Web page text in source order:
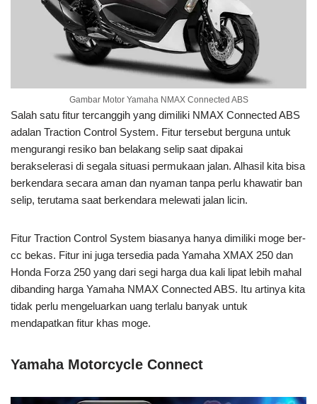
Gambar Motor Yamaha NMAX Connected ABS
Salah satu fitur tercanggih yang dimiliki NMAX Connected ABS
adalan Traction Control System. Fitur tersebut berguna untuk
mengurangi resiko ban belakang selip saat dipakai
berakselerasi di segala situasi permukaan jalan. Alhasil kita bisa
berkendara secara aman dan nyaman tanpa perlu khawatir ban
selip, terutama saat berkendara melewati jalan licin.
Fitur Traction Control System biasanya hanya dimiliki moge ber-
cc bekas. Fitur ini juga tersedia pada Yamaha XMAX 250 dan
Honda Forza 250 yang dari segi harga dua kali lipat lebih mahal
dibanding harga Yamaha NMAX Connected ABS. Itu artinya kita
tidak perlu mengeluarkan uang terlalu banyak untuk
mendapatkan fitur khas moge.
Yamaha Motorcycle Connect